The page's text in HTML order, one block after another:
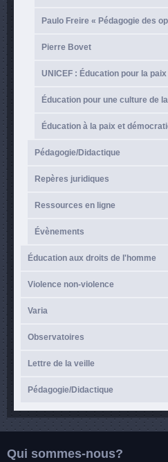
Paulo Freire « Pédagogie des
Pierre Bovet
UNICEF : Éducation pour la paix
Éducation pour une culture de
Éducation à la paix et
Pédagogie/Didactique
Repères juridiques
Ressources en ligne
Évènements
Éducation aux droits de l'homme
Violence non-violence
Varia
Observatoires
Lettre de la veille
Pédagogie/Didactique
Qui sommes-nous?